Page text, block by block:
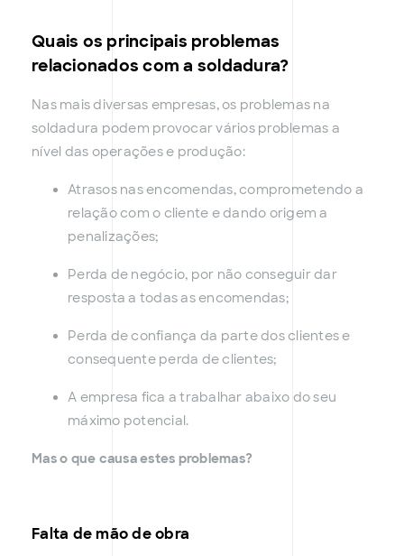
Quais os principais problemas
relacionados com a soldadura?
Nas mais diversas empresas, os problemas na
soldadura podem provocar vários problemas a
nível das operações e produção:
Atrasos nas encomendas, comprometendo a
relação com o cliente e dando origem a
penalizações;
Perda de negócio, por não conseguir dar
resposta a todas as encomendas;
Perda de confiança da parte dos clientes e
consequente perda de clientes;
A empresa fica a trabalhar abaixo do seu
máximo potencial.
Mas o que causa estes problemas?
Falta de mão de obra